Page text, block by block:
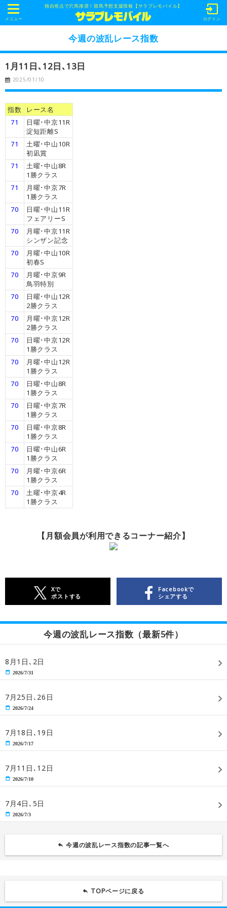
独自視点で穴馬推奨！競馬予想支援情報【サラブレモバイル】
t
o
g
e
a
v
i
g
t
i
o
n
メニュー ログイン
今週の波乱レース指数
1月11日､12日､13日
2025/01/10
指数
レース名
71
日曜･中京11R
淀短距離S
71
土曜･中山10R
初凪賞
71
土曜･中山8R
1勝クラス
71
月曜･中京7R
1勝クラス
70
日曜･中山11R
フェアリーS
70
月曜･中京11R
シンザン記念
70
月曜･中山10R
初春S
70
月曜･中京9R
鳥羽特別
70
日曜･中山12R
2勝クラス
70
月曜･中京12R
2勝クラス
70
日曜･中京12R
1勝クラス
70
月曜･中山12R
1勝クラス
70
日曜･中山8R
1勝クラス
70
日曜･中京7R
1勝クラス
70
日曜･中京8R
1勝クラス
70
日曜･中山6R
1勝クラス
70
月曜･中京6R
1勝クラス
70
土曜･中京4R
1勝クラス
【月額会員が利用できるコーナー紹介】
Xで
ポストする
Facebookで
シェアする
今週の波乱レース指数（最新5件）
8月1日､2日
2026/7/31
7月25日､26日
2026/7/24
7月18日､19日
2026/7/17
7月11日､12日
2026/7/10
7月4日､5日
2026/7/3
今週の波乱レース指数の記事一覧へ
TOPページに戻る